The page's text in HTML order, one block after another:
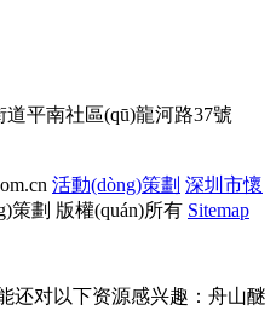
平南社區(qū)龍河路37號
活動(dòng)策劃 深圳市懷
策劃 版權(quán)所有 Sitemap
还对以下资源感兴趣：舟山醚